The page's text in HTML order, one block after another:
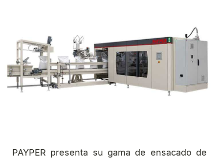
PAYPER presenta su gama de ensacado de